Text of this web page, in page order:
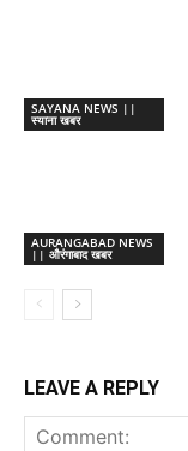
SAYANA NEWS ||
स्याना खबर
AURANGABAD NEWS
|| औरंगाबाद खबर
LEAVE A REPLY